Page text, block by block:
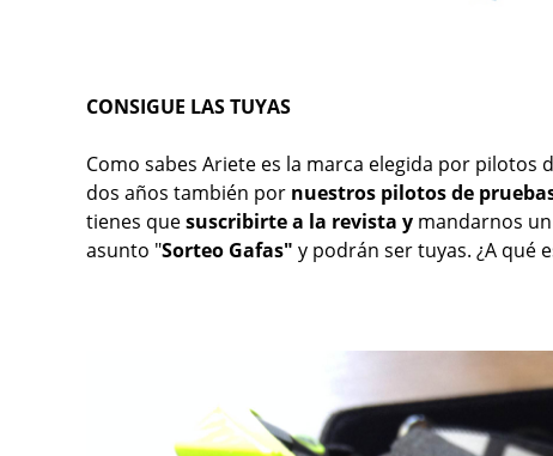
CONSIGUE LAS TUYAS
Como sabes Ariete es la marca elegida por pilotos
dos años también por nuestros pilotos de
tienes quesuscribirte a la revista y mandarnos
asunto "Sorteo Gafas" y podrán ser tuyas. ¿A qué